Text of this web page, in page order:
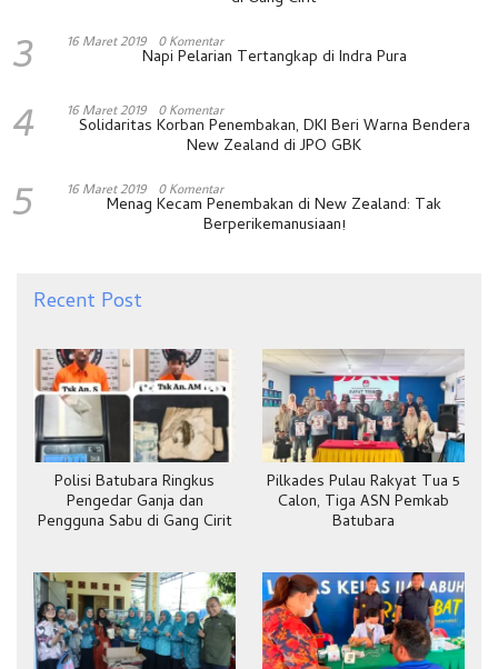
3 16 Maret 2019 0 Komentar
Napi Pelarian Tertangkap di Indra Pura
4 16 Maret 2019 0 Komentar
Solidaritas Korban Penembakan, DKI Beri Warna Bendera
New Zealand di JPO GBK
5 16 Maret 2019 0 Komentar
Menag Kecam Penembakan di New Zealand: Tak
Berperikemanusiaan!
Recent Post
Polisi Batubara Ringkus
Pengedar Ganja dan
Pengguna Sabu di Gang Cirit
Pilkades Pulau Rakyat Tua 5
Calon, Tiga ASN Pemkab
Batubara